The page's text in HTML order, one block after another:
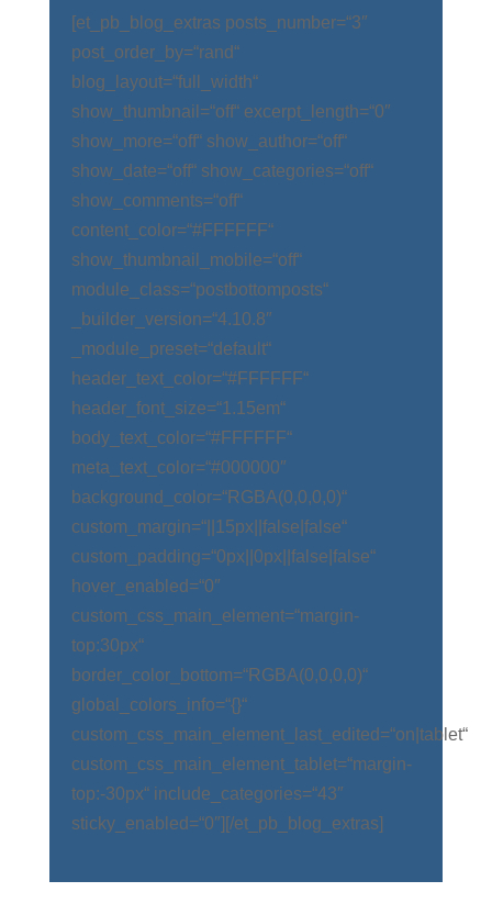
[et_pb_blog_extras posts_number=“3″
post_order_by=“rand“
blog_layout=“full_width“
show_thumbnail=“off“ excerpt_length=“0″
show_more=“off“ show_author=“off“
show_date=“off“ show_categories=“off“
show_comments=“off“
content_color=“#FFFFFF“
show_thumbnail_mobile=“off“
module_class=“postbottomposts“
_builder_version=“4.10.8″
_module_preset=“default“
header_text_color=“#FFFFFF“
header_font_size=“1.15em“
body_text_color=“#FFFFFF“
meta_text_color=“#000000″
background_color=“RGBA(0,0,0,0)“
custom_margin=“||15px||false|false“
custom_padding=“0px||0px||false|false“
hover_enabled=“0″
custom_css_main_element=“margin-
top:30px“
border_color_bottom=“RGBA(0,0,0,0)“
global_colors_info=“{}“
custom_css_main_element_last_edited=“on|tablet“
custom_css_main_element_tablet=“margin-
top:-30px“ include_categories=“43″
sticky_enabled=“0″][/et_pb_blog_extras]